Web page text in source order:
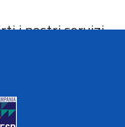
i nostri servizi.